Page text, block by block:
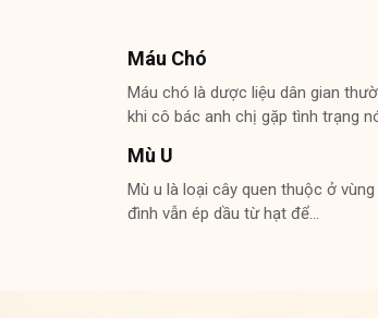
Máu Chó
Máu chó là dược liệu dân gian
khi cô bác anh chị gặp tình trạng
Mù U
Mù u là loại cây quen thuộc ở vùng
đình vẫn ép dầu từ hạt để…